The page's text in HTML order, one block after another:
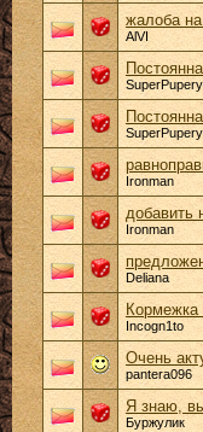
жалоба
AlVI
Ironman
добавить
Ironman
Deliana
Кормежка
Incogn1to
Очень
pantera096
Я знаю,
Буржулик